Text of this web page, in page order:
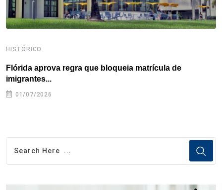
HISTÓRICO
Flórida aprova regra que bloqueia matrícula de
imigrantes...
01/07/2026